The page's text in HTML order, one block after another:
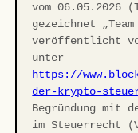
vom 06.05.2026
gezeichnet
veröffentlicht
unter
https://
der-krypto-
Begründung mit
im Steuerrecht